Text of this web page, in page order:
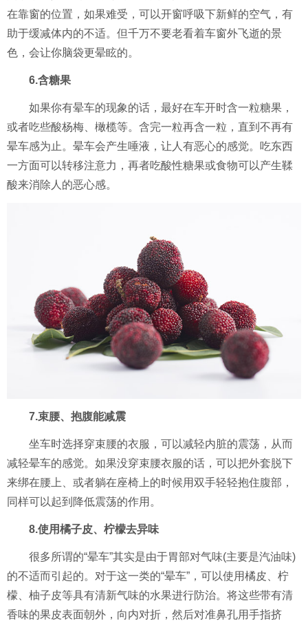
在靠窗的位置，如果难受，可以开窗呼吸下新鲜的空气，有
助于缓减体内的不适。但千万不要老看着车窗外飞逝的景
色，会让你脑袋更晕眩的。
6.含糖果
如果你有晕车的现象的话，最好在车开时含一粒糖果，
或者吃些酸杨梅、橄榄等。含完一粒再含一粒，直到不再有
晕车感为止。晕车会产生唾液，让人有恶心的感觉。吃东西
一方面可以转移注意力，再者吃酸性糖果或食物可以产生鞣
酸来消除人的恶心感。
7.束腰、抱腹能减震
坐车时选择穿束腰的衣服，可以减轻内脏的震荡，从而
减轻晕车的感觉。如果没穿束腰衣服的话，可以把外套脱下
来绑在腰上、或者躺在座椅上的时候用双手轻轻抱住腹部，
同样可以起到降低震荡的作用。
8.使用橘子皮、柠檬去异味
很多所谓的“晕车”其实是由于胃部对气味(主要是汽油味)
的不适而引起的。对于这一类的“晕车”，可以使用橘皮、柠
檬、柚子皮等具有清新气味的水果进行防治。将这些带有清
香味的果皮表面朝外，向内对折，然后对准鼻孔用手指挤